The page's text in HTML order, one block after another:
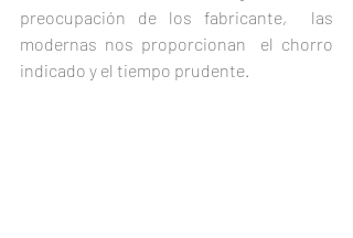
preocupación de los fabricante,  las
modernas nos proporcionan  el chorro
indicado y el tiempo prudente.